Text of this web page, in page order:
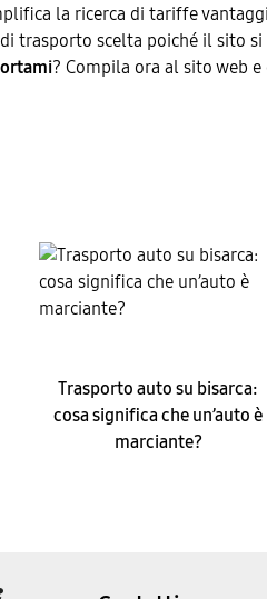
la ricerca di tariffe
trasporto scelta poiché il sito
? Compila ora al sito web
Trasporto auto su bisarca:
cosa significa che un’auto è
marciante?